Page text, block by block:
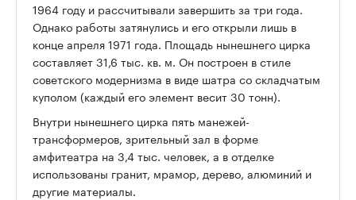
1964 году и рассчитывали завершить за три года.
Однако работы затянулись и его открыли лишь в
конце апреля 1971 года. Площадь нынешнего цирка
составляет 31,6 тыс. кв. м. Он построен в стиле
советского модернизма в виде шатра со складчатым
куполом (каждый его элемент весит 30 тонн).
Внутри нынешнего цирка пять манежей-
трансформеров, зрительный зал в форме
амфитеатра на 3,4 тыс. человек, а в отделке
использованы гранит, мрамор, дерево, алюминий и
другие материалы.